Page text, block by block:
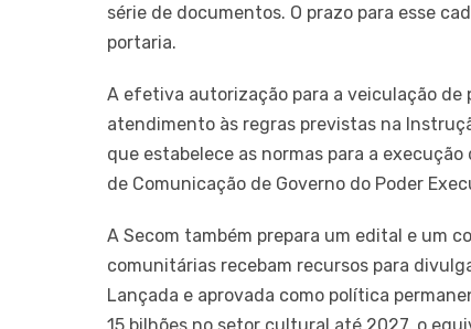
série de documentos. O prazo para esse
portaria.
A efetiva autorização para a veiculação
atendimento às regras previstas na
que estabelece as normas para a
de Comunicação de Governo do Poder
A Secom também prepara um edital e um
comunitárias recebam recursos para
Lançada e aprovada como política